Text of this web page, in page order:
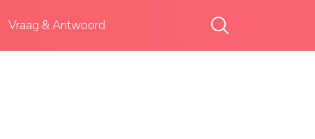
Vraag & Antwoord